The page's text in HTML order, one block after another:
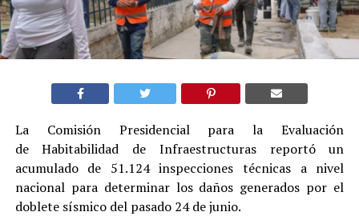
La Comisión Presidencial para la Evaluación
de Habitabilidad de Infraestructuras reportó un
acumulado de 51.124 inspecciones técnicas a nivel
nacional para determinar los daños generados por el
doblete sísmico del pasado 24 de junio.